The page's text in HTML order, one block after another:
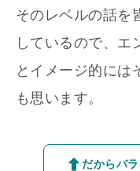
そのレベルの話を
しているので、エ
とイメージ的には
も思います。
だからバ